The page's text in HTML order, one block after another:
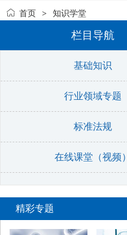
首页 > 知识学堂
栏目导航
基础知识
行业领域专题
标准法规
在线课堂（视频）
精彩专题